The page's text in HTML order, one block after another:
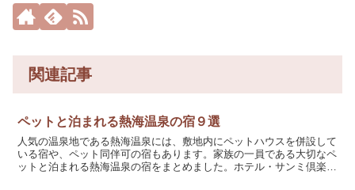
関連記事
ペットと泊まれる熱海温泉の宿９選
人気の温泉地である熱海温泉には、敷地内にペットハウスを併設して
いる宿や、ペット同伴可の宿もあります。家族の一員である大切なペ
ットと泊まれる熱海温泉の宿をまとめました。ホテル・サンミ倶楽部